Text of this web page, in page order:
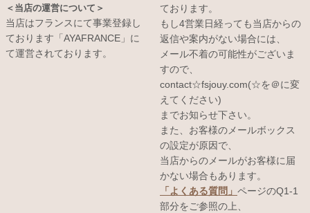
＜当店の運営について＞
当店はフランスにて事業登録し
ております「AYAFRANCE」に
て運営されております。
ております。
もし4営業日経っても当店からの
返信や案内がない場合には、
メール不着の可能性がございま
すので、
contact☆fsjouy.com(☆を＠に変
えてください)
までお知らせ下さい。
また、お客様のメールボックス
の設定が原因で、
当店からのメールがお客様に届
かない場合もあります。
「よくある質問」 ページのQ1-1
部分をご参照の上、